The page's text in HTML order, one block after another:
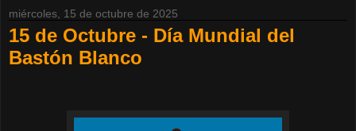
miércoles, 15 de octubre de 2025
15 de Octubre - Día Mundial del
Bastón Blanco